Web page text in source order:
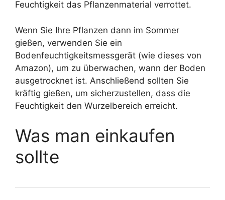
Feuchtigkeit das Pflanzenmaterial verrottet.
Wenn Sie Ihre Pflanzen dann im Sommer
gießen, verwenden Sie ein
Bodenfeuchtigkeitsmessgerät (wie dieses von
Amazon), um zu überwachen, wann der Boden
ausgetrocknet ist. Anschließend sollten Sie
kräftig gießen, um sicherzustellen, dass die
Feuchtigkeit den Wurzelbereich erreicht.
Was man einkaufen
sollte